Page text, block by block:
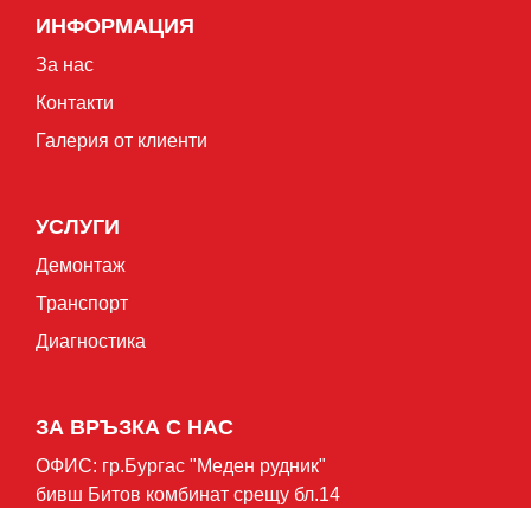
ИНФОРМАЦИЯ
За нас
Контакти
Галерия от клиенти
УСЛУГИ
Демонтаж
Транспорт
Диагностика
ЗА ВРЪЗКА С НАС
ОФИС: гр.Бургас "Mеден рудник"
бивш Битов комбинат срещу бл.14